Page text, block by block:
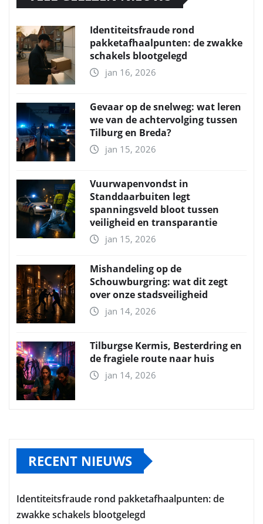
Identiteitsfraude rond
pakketafhaalpunten: de zwakke
schakels blootgelegd
jan 16, 2026
Gevaar op de snelweg: wat leren
we van de achtervolging tussen
Tilburg en Breda?
jan 15, 2026
Vuurwapenvondst in
Standdaarbuiten legt
spanningsveld bloot tussen
veiligheid en transparantie
jan 15, 2026
Mishandeling op de
Schouwburgring: wat dit zegt
over onze stadsveiligheid
jan 14, 2026
Tilburgse Kermis, Besterdring en
de fragiele route naar huis
jan 14, 2026
RECENT NIEUWS
Identiteitsfraude rond pakketafhaalpunten: de
zwakke schakels blootgelegd